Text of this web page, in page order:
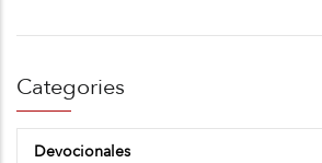
Categories
Devocionales